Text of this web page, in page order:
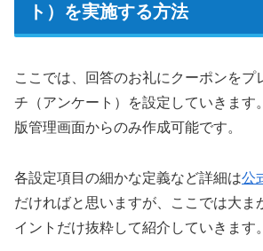
ト）を実施する方法
ここでは、回答のお礼にクーポンをプ
チ（アンケート）を設定していきま
版管理画面からのみ作成可能です。
各設定項目の細かな定義など詳細は公
だければと思いますが、ここでは大ま
イントだけ抜粋して紹介していきます。